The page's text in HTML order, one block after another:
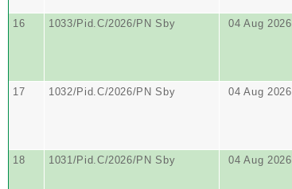
16 1033/Pid.C/2026/PN Sby 04 Aug 2026
17 1032/Pid.C/2026/PN Sby 04 Aug 2026
18 1031/Pid.C/2026/PN Sby 04 Aug 2026